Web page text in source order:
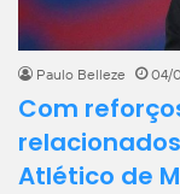
Paulo Belleze 04/
Com
Atlético de